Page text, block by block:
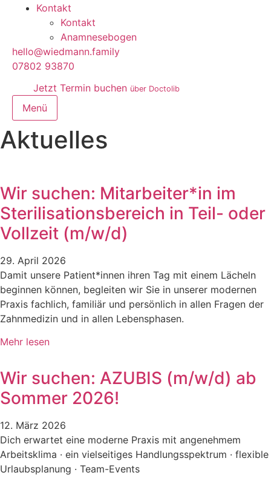
Kontakt
Kontakt
Anamnesebogen
hello@wiedmann.family
07802 93870
Jetzt Termin buchen über Doctolib
Menü
Aktuelles
Wir suchen: Mitarbeiter*in im
Sterilisationsbereich in Teil- oder
Vollzeit (m/w/d)
29. April 2026
Damit unsere Patient*innen ihren Tag mit einem Lächeln
beginnen können, begleiten wir Sie in unserer modernen
Praxis fachlich, familiär und persönlich in allen Fragen der
Zahnmedizin und in allen Lebensphasen.
Mehr lesen
Wir suchen: AZUBIS (m/w/d) ab
Sommer 2026!
12. März 2026
Dich erwartet eine moderne Praxis mit angenehmem
Arbeitsklima · ein vielseitiges Handlungsspektrum · flexible
Urlaubsplanung · Team-Events